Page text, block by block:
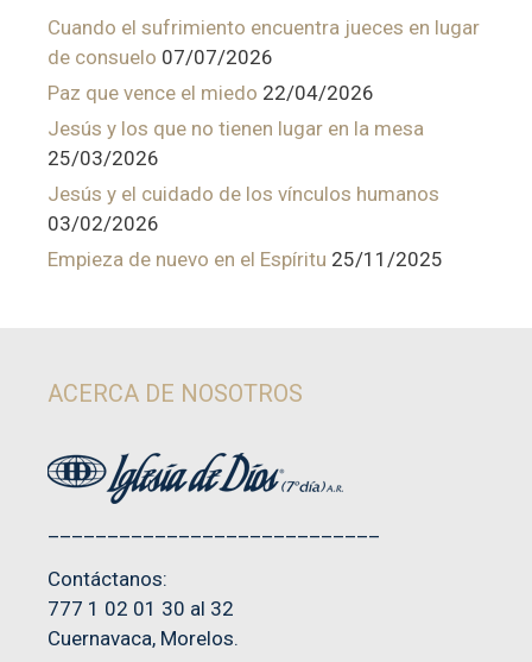
Cuando el sufrimiento encuentra jueces en lugar
de consuelo 07/07/2026
Paz que vence el miedo 22/04/2026
Jesús y los que no tienen lugar en la mesa
25/03/2026
Jesús y el cuidado de los vínculos humanos
03/02/2026
Empieza de nuevo en el Espíritu 25/11/2025
ACERCA DE NOSOTROS
Contáctanos:
777 1 02 01 30 al 32
Cuernavaca, Morelos.